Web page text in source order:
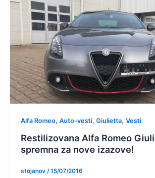
Alfa Romeo, Auto-vesti, Giulietta, Vesti
Restilizovana Alfa Romeo
spremna za nove izazove!
stojanov /15/07/2016